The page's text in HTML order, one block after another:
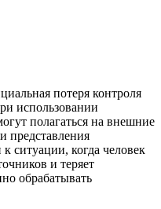
потеря контроля
использовании
полагаться на внешние
представления
ситуации, когда человек
и теряет
обрабатывать